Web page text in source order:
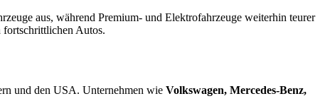
aus, während Premium- und Elektrofahrzeuge weiterhin teurer
fortschrittlichen Autos.
und den USA. Unternehmen wie Volkswagen, Mercedes-Benz,